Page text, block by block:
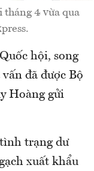
tháng 4 vừa qua
hội, song
đã được Bộ
Hoàng gửi
trạng dư
xuất khẩu